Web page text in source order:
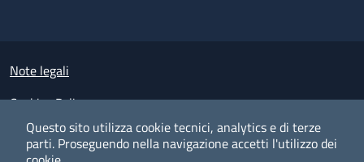
Questo sito utilizza cookie tecnici, analytics e di terze
parti. Proseguendo nella navigazione accetti l'utilizzo dei
Small prints
Note legali
Cookies Policy
Policy privacy e protezione del dato personale